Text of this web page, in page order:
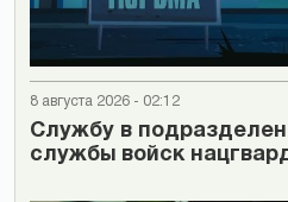
8 августа 2026 - 02:12
Cлужбу в
службы войск